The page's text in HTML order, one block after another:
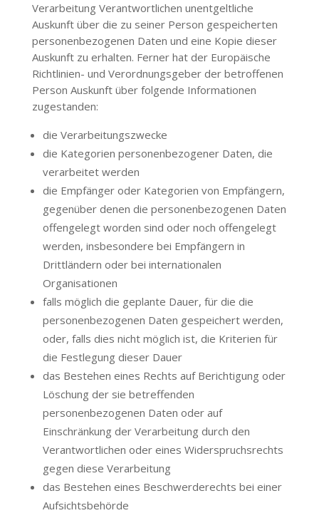
Verarbeitung Verantwortlichen unentgeltliche
Auskunft über die zu seiner Person gespeicherten
personenbezogenen Daten und eine Kopie dieser
Auskunft zu erhalten. Ferner hat der Europäische
Richtlinien- und Verordnungsgeber der betroffenen
Person Auskunft über folgende Informationen
zugestanden:
die Verarbeitungszwecke
die Kategorien personenbezogener Daten, die
verarbeitet werden
die Empfänger oder Kategorien von Empfängern,
gegenüber denen die personenbezogenen Daten
offengelegt worden sind oder noch offengelegt
werden, insbesondere bei Empfängern in
Drittländern oder bei internationalen
Organisationen
falls möglich die geplante Dauer, für die die
personenbezogenen Daten gespeichert werden,
oder, falls dies nicht möglich ist, die Kriterien für
die Festlegung dieser Dauer
das Bestehen eines Rechts auf Berichtigung oder
Löschung der sie betreffenden
personenbezogenen Daten oder auf
Einschränkung der Verarbeitung durch den
Verantwortlichen oder eines Widerspruchsrechts
gegen diese Verarbeitung
das Bestehen eines Beschwerderechts bei einer
Aufsichtsbehörde